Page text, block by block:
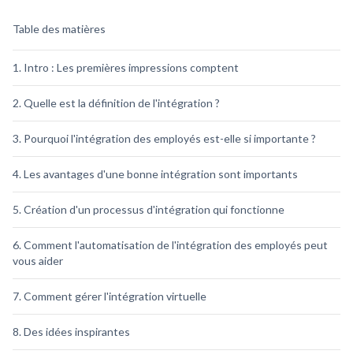
Table des matières
1. Intro : Les premières impressions comptent
2. Quelle est la définition de l'intégration ?
3. Pourquoi l'intégration des employés est-elle si importante ?
4. Les avantages d'une bonne intégration sont importants
5. Création d'un processus d'intégration qui fonctionne
6. Comment l'automatisation de l'intégration des employés peut
vous aider
7. Comment gérer l'intégration virtuelle
8. Des idées inspirantes